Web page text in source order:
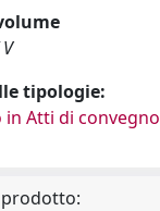
tipologie:
in Atti di convegno